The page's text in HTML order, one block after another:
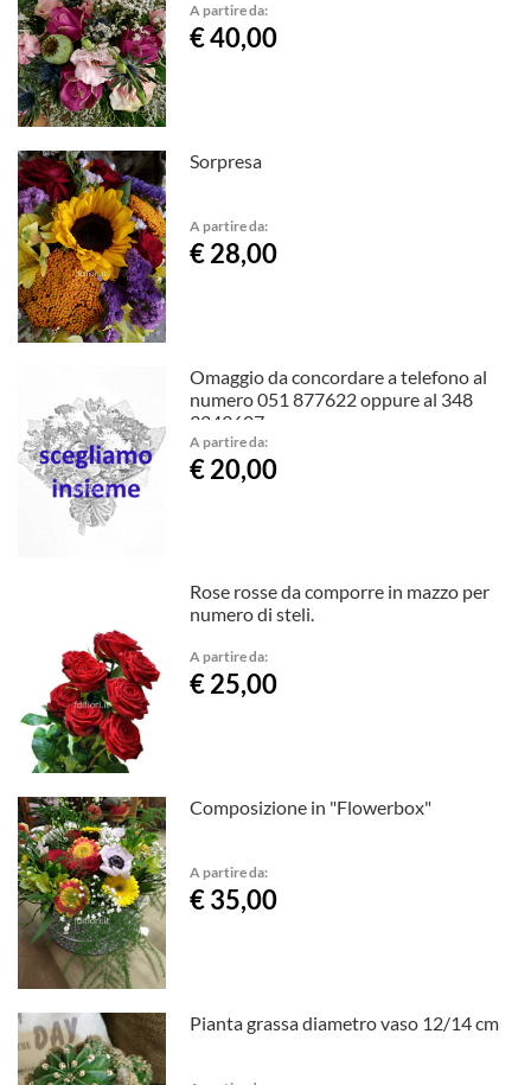
A partire da:
€ 40,00
Sorpresa
A partire da:
€ 28,00
Omaggio da concordare a telefono al
numero 051 877622 oppure al 348
3243607
A partire da:
€ 20,00
Rose rosse da comporre in mazzo per
numero di steli.
A partire da:
€ 25,00
Composizione in "Flowerbox"
A partire da:
€ 35,00
Pianta grassa diametro vaso 12/14 cm